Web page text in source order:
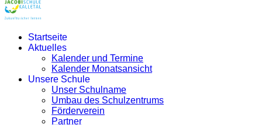
Startseite
Aktuelles
Kalender und Termine
Kalender Monatsansicht
Unsere Schule
Unser Schulname
Umbau des Schulzentrums
Förderverein
Partner